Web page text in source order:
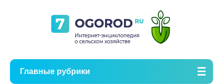
Главные рубрики